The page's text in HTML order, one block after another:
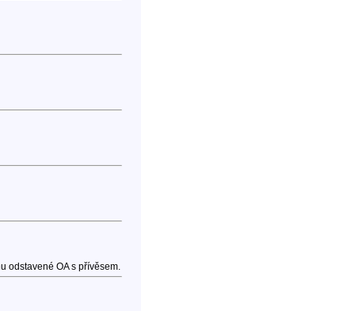
odstavené OA s přívěsem.